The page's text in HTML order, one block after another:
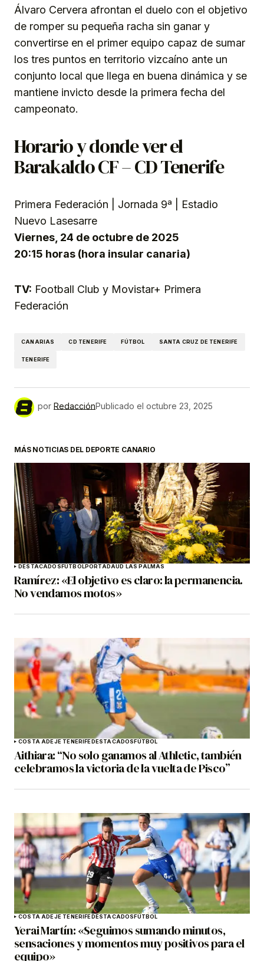
Álvaro Cervera afrontan el duelo con el objetivo
de romper su pequeña racha sin ganar y
convertirse en el primer equipo capaz de sumar
los tres puntos en territorio vizcaíno ante un
conjunto local que llega en buena dinámica y se
mantiene invicto desde la primera fecha del
campeonato.
Horario y donde ver el
Barakaldo CF – CD Tenerife
Primera Federación | Jornada 9ª | Estadio
Nuevo Lasesarre
Viernes, 24 de octubre de 2025
20:15 horas (hora insular canaria)
TV: Football Club y Movistar+ Primera
Federación
CANARIAS CD TENERIFE FÚTBOL SANTA CRUZ DE TENERIFE
TENERIFE
por RedacciónPublicado el octubre 23, 2025
MÁS NOTICIAS DEL DEPORTE CANARIO
DESTACADOSFÚTBOLPORTADAUD LAS PALMAS
Ramírez: «El objetivo es claro: la permanencia.
No vendamos motos»
COSTA ADEJE TENERIFEDESTACADOSFÚTBOL
Aithiara: “No solo ganamos al Athletic, también
celebramos la victoria de la vuelta de Pisco”
COSTA ADEJE TENERIFEDESTACADOSFÚTBOL
Yerai Martín: «Seguimos sumando minutos,
sensaciones y momentos muy positivos para el
equipo»